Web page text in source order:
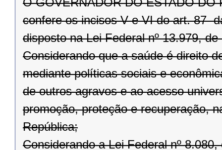
confere os incisos V e VI do art. 87
disposto na Lei Federal nº 13.979,
Considerando que a saúde é direito
mediante políticas sociais e
de outros agravos e ao acesso
promoção, proteção e recuperação,
República;
Considerando a Lei Federal nº